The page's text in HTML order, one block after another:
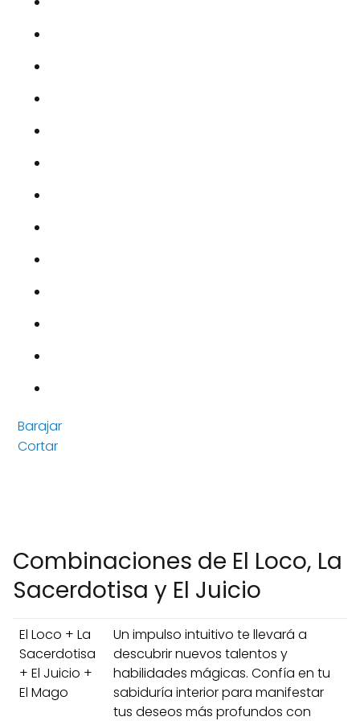
Barajar
Cortar
Combinaciones de El Loco, La
Sacerdotisa y El Juicio
El Loco + La
Sacerdotisa
+ El Juicio +
El Mago
Un impulso intuitivo te llevará a
descubrir nuevos talentos y
habilidades mágicas. Confía en tu
sabiduría interior para manifestar
tus deseos más profundos con